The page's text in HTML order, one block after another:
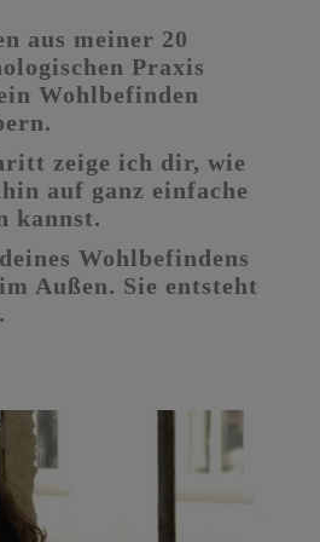
aus meiner 20
Praxis
Wohlbefinden
zeige ich dir, wie
auf ganz einfache
kannst.
Wohlbefindens
Außen. Sie entsteht